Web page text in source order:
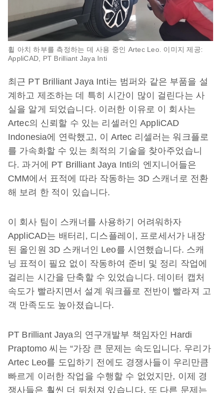
휠 아치 하부를 측정하는 데 사용 중인 Artec Leo. 이미지 제공:
AppliCAD, PT Brilliant Jaya Inti
최근 PT Brilliant Jaya Inti는 범퍼와 같은 부품을 설
계하고 제조하는 데 특히 시간이 많이 걸린다는 사
실을 알게 되었습니다. 이러한 이유로 이 회사는
Artec의 신뢰할 수 있는 리셀러인 AppliCAD
Indonesia에 연락했고, 이 Artec 리셀러는 워크플로
를 가속화할 수 있는 최적의 기술을 찾아주었습니
다. 과거에 PT Brilliant Jaya Inti의 엔지니어들은
CMM에서 표적에 따라 작동하는 3D 스캐너로 전환
해 보려 한 적이 있습니다.
이 회사 팀이 스캐너를 사용하기 어려워하자
AppliCAD는 배터리, 디스플레이, 프로세서가 내장
된 올인원 3D 스캐너인 Leo를 시연했습니다. 스캐
닝 표적이 필요 없이 작동하여 준비 및 정리 작업에
걸리는 시간을 단축할 수 있었습니다. 데이터 캡처
속도가 빨라지면서 설계 워크플로 전반이 빨라져 고
객 만족도도 높아졌습니다.
PT Brilliant Jaya의 연구개발부 책임자인 Hardi
Praptomo 씨는 “가장 큰 문제는 속도입니다. 우리가
Artec Leo를 도입하기 전에도 경쟁사들이 우리만큼
빠르게 이러한 작업을 수행할 수 없었지만, 이제 경
쟁사들은 훨씬 더 뒤처져 있습니다. 또 다른 문제는